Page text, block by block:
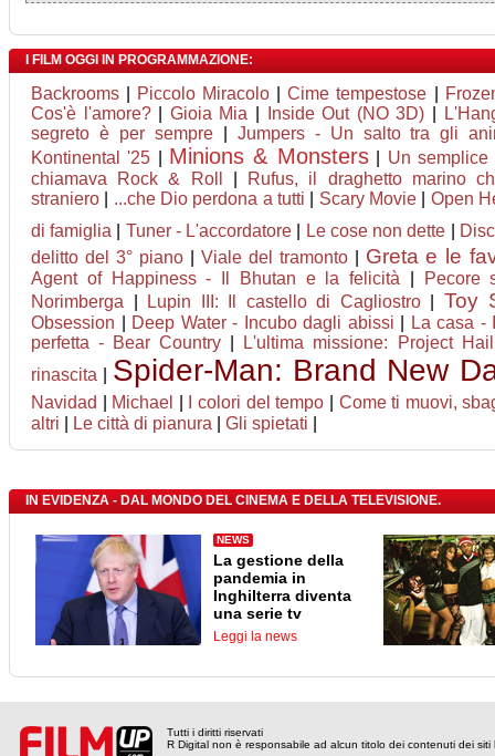
I FILM OGGI IN PROGRAMMAZIONE:
Backrooms Piccolo Miracolo |Cime tempestose
Cos'è l'amore?| Gioia Mia Inside Out (NO 3D)
segreto è per sempre| Jumpers - Un salto tra gli
Kontinental '25
Minions & Monsters| Un semplice
chiamava Rock & Roll
Rufus, il draghetto marino
straniero
...che Dio perdona a tutti Scary Movie
Open
di famiglia
Tuner - L'accordatore Le cose non dette
delitto del 3° piano| Viale del tramonto| Greta e le
Agent of Happiness - Il Bhutan e la felicità
Pecore
Norimberga
Lupin III: Il castello di Cagliostro| Toy
Obsession Deep Water - Incubo dagli abissi
La casa -
perfetta - Bear Country
L'ultima missione: Project
rinascita
Spider-Man: Brand New
Navidad Michael I colori del tempo
Come ti muovi,
altri
Le città di pianura Gli spietati
IN EVIDENZA - DAL MONDO DEL CINEMA E DELLA TELEVISIONE.
NEWS
La gestione della
pandemia in
Inghilterra diventa
una serie tv
Leggi la news
Tutti i diritti riservati
R Digital non è responsabile ad alcun titolo dei contenuti dei siti